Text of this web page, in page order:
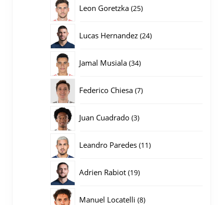
Leon Goretzka 2525
Lucas Hernandez 2424
Jamal Musiala 3434
Federico Chiesa 77
Juan Cuadrado 33
Leandro Paredes 1111
Adrien Rabiot 1919
Manuel Locatelli 88